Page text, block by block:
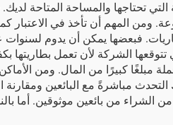
ومن المهم أن تأخذ في الاعتبار
فبعضها يمكن أن يدوم
الشركة لأن تعمل بطاريتها
كبيرًا من المال. ومن
التحدث مباشرةً مع البائعين
الشراء من بائعين موثوقين. أما